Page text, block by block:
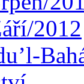
2012